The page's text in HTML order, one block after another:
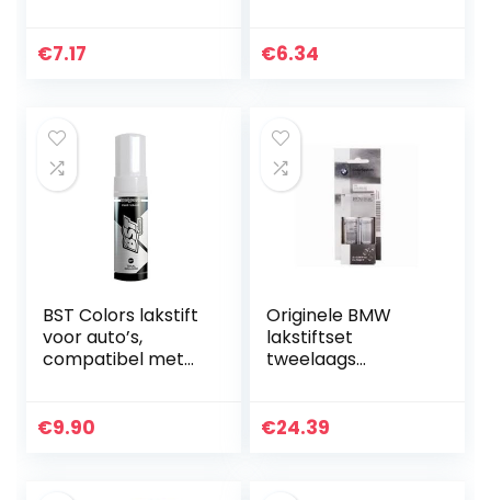
€7.17
Clear Coat
€6.34
BST Colors lakstift
voor auto’s,
compatibel met
12Ml
€9.90
Originele BMW
lakstiftset
tweelaags
€24.39